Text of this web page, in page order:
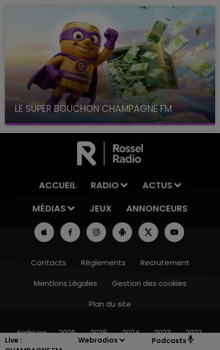
Live :
Webradios Podcasts
10h00 - 14h00
LE SUPER BOUCHON CHAMPAGNE FM
avec La Famille Champagne FM, à 8H10
ACCUEIL RADIO
ACTUS
MÉDIAS
JEUX ANNONCEURS
Contacts Règlements
Recrutement
Mentions Légales
Gestion des cookies
Plan du site
Archives 2026 2025 2024 2023 2022